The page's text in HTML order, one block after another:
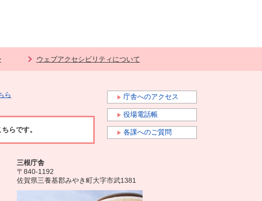
ウェブアクセシビリティについて
ら
らです。
庁舎へのアクセス
役場電話帳
各課へのご質問
三根庁舎
〒840-1192
佐賀県三養基郡みやき町大字市武1381